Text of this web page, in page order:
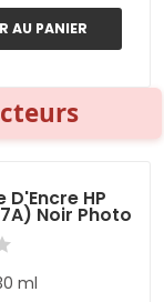
AU PANIER
HP
Noir Photo
ml